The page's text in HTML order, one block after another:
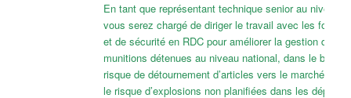
En tant que représentant technique senior au niveau
vous serez chargé de diriger le travail avec les forces
et de sécurité en RDC pour améliorer la gestion des
munitions détenues au niveau national, dans le but de
risque de détournement d’articles vers le marché
le risque d’explosions non planifiées dans les dépôts